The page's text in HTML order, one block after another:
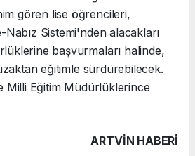
gören lise öğrencileri,
Sistemi'nden alacakları
başvurmaları halinde,
eğitimle sürdürebilecek.
Milli Eğitim Müdürlüklerince
ARTVIN HABERİ